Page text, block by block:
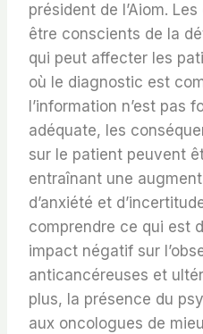
président de l’Aiom.
être conscients de la
qui peut affecter les
où le diagnostic est
l’information n’est pas
adéquate, les
sur le patient peuvent
entraînant une
d’anxiété et
comprendre ce qui est
impact négatif sur
anticancéreuses et
plus, la présence du
aux oncologues de